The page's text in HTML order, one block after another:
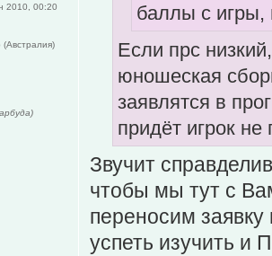
баллы с
Если прс
юношеская
заявлятся в
придёт игрок
Звучит
чтобы мы тут с
переносим
успеть изучить и
2010, 00:20